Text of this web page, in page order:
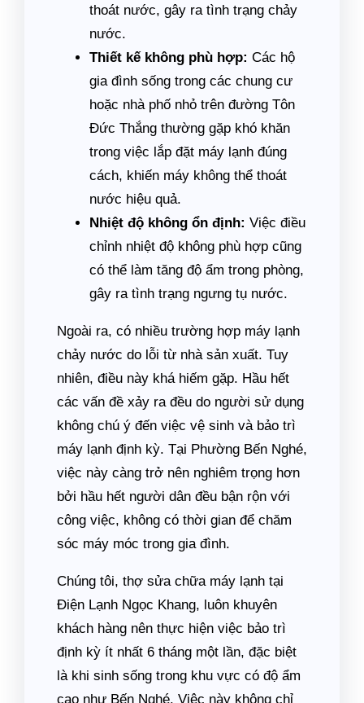
thoát nước, gây ra tình trạng chảy
nước.
Thiết kế không phù hợp: Các hộ
gia đình sống trong các chung cư
hoặc nhà phố nhỏ trên đường Tôn
Đức Thắng thường gặp khó khăn
trong việc lắp đặt máy lạnh đúng
cách, khiến máy không thể thoát
nước hiệu quả.
Nhiệt độ không ổn định: Việc điều
chỉnh nhiệt độ không phù hợp cũng
có thể làm tăng độ ẩm trong phòng,
gây ra tình trạng ngưng tụ nước.
Ngoài ra, có nhiều trường hợp máy lạnh
chảy nước do lỗi từ nhà sản xuất. Tuy
nhiên, điều này khá hiếm gặp. Hầu hết
các vấn đề xảy ra đều do người sử dụng
không chú ý đến việc vệ sinh và bảo trì
máy lạnh định kỳ. Tại Phường Bến Nghé,
việc này càng trở nên nghiêm trọng hơn
bởi hầu hết người dân đều bận rộn với
công việc, không có thời gian để chăm
sóc máy móc trong gia đình.
Chúng tôi, thợ sửa chữa máy lạnh tại
Điện Lạnh Ngọc Khang, luôn khuyên
khách hàng nên thực hiện việc bảo trì
định kỳ ít nhất 6 tháng một lần, đặc biệt
là khi sinh sống trong khu vực có độ ẩm
cao như Bến Nghé. Việc này không chỉ